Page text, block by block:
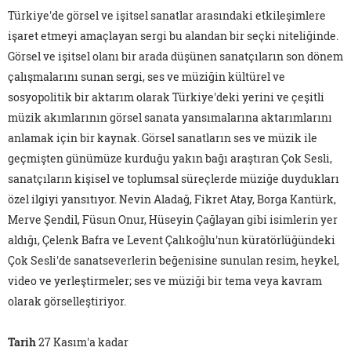
Türkiye'de görsel ve işitsel sanatlar arasındaki etkileşimlere
işaret etmeyi amaçlayan sergi bu alandan bir seçki niteliğinde.
Görsel ve işitsel olanı bir arada düşünen sanatçıların son dönem
çalışmalarını sunan sergi, ses ve müziğin kültürel ve
sosyopolitik bir aktarım olarak Türkiye'deki yerini ve çeşitli
müzik akımlarının görsel sanata yansımalarına aktarımlarını
anlamak için bir kaynak. Görsel sanatların ses ve müzik ile
geçmişten günümüze kurduğu yakın bağı araştıran Çok Sesli,
sanatçıların kişisel ve toplumsal süreçlerde müziğe duydukları
özel ilgiyi yansıtıyor. Nevin Aladağ, Fikret Atay, Borga Kantürk,
Merve Şendil, Füsun Onur, Hüseyin Çağlayan gibi isimlerin yer
aldığı, Çelenk Bafra ve Levent Çalıkoğlu'nun küratörlüğündeki
Çok Sesli'de sanatseverlerin beğenisine sunulan resim, heykel,
video ve yerleştirmeler; ses ve müziği bir tema veya kavram
olarak görselleştiriyor.
Tarih27 Kasım'a kadar